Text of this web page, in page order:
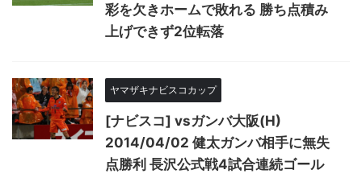
彩を欠きホームで敗れる 勝ち点積み
上げできず2位転落
ヤマザキナビスコカップ
[ナビスコ] vsガンバ大阪(H)
2014/04/02 健太ガンバ相手に無失
点勝利 長沢公式戦4試合連続ゴール